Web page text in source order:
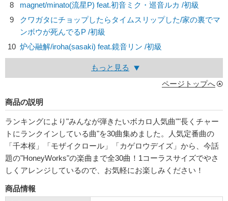
8
magnet/minato(流星P) feat.初音ミク・巡音ルカ /初級
9
クワガタにチョップしたらタイムスリップした/家の裏でマ
ンボウが死んでるP /初級
10 炉心融解/iroha(sasaki) feat.鏡音リン /初級
もっと見る
ページトップへ
商品の説明
ランキングにより"みんなが弾きたいボカロ人気曲""長くチャー
トにランクインしている曲"を30曲集めました。人気定番曲の
「千本桜」「モザイクロール」「カゲロウデイズ」から、今話
題の"HoneyWorks"の楽曲まで全30曲！1コーラスサイズでやさ
しくアレンジしているので、お気軽にお楽しみください！
商品情報